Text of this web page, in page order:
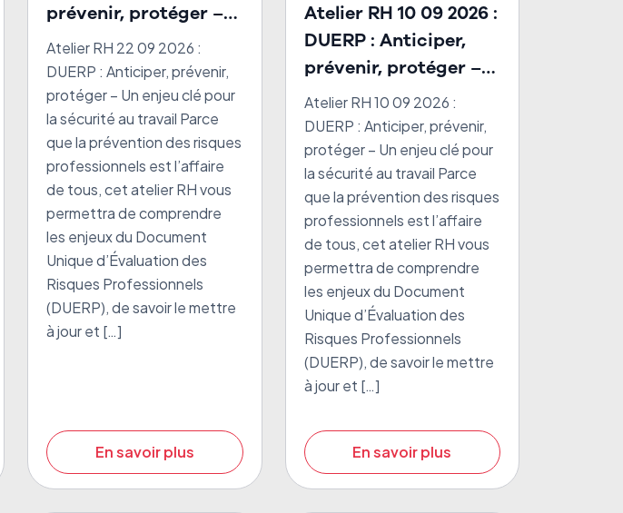
prévenir, protéger –
Un enjeu clé pour la
sécurité au travail
Atelier RH 22 09 2026 :
DUERP : Anticiper, prévenir,
protéger – Un enjeu clé pour
la sécurité au travail Parce
que la prévention des risques
professionnels est l’affaire
de tous, cet atelier RH vous
permettra de comprendre
les enjeux du Document
Unique d’Évaluation des
Risques Professionnels
(DUERP), de savoir le mettre
à jour et […]
En savoir plus
Atelier RH 10 09 2026 :
DUERP : Anticiper,
prévenir, protéger –
Un enjeu clé pour la
sécurité au travail
Atelier RH 10 09 2026 :
DUERP : Anticiper, prévenir,
protéger – Un enjeu clé pour
la sécurité au travail Parce
que la prévention des risques
professionnels est l’affaire
de tous, cet atelier RH vous
permettra de comprendre
les enjeux du Document
Unique d’Évaluation des
Risques Professionnels
(DUERP), de savoir le mettre
à jour et […]
En savoir plus